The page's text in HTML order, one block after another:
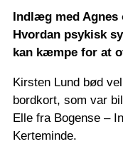
Indlæg med Agnes
Hvordan psykisk
kan kæmpe for at
Kirsten Lund bød
bordkort, som var
Elle fra Bogense –
Kerteminde.